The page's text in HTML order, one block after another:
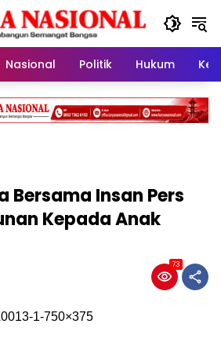
Nasional Politik Hukum
Bersama Insan Pers
Kepada Anak
73